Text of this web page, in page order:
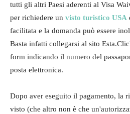
tutti gli altri Paesi aderenti al Visa
per richiedere un visto turistico USA
facilitata e la domanda può essere
Basta infatti collegarsi al sito
form indicando il numero del
posta elettronica.
Dopo aver eseguito il pagamento, la
visto (che altro non è che